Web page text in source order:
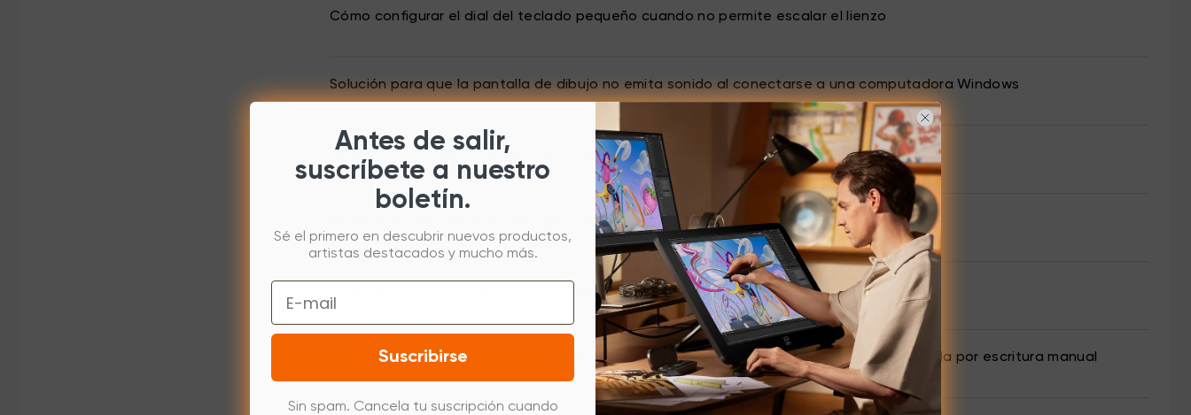
Cómo configurar el dial del teclado pequeño cuando no permite escalar el lienzo
Solución para que la pantalla de dibujo no emita sonido al conectarse a una computadora Windows
La aplicación Magic Drawing Pad no se encuentra instalada en el escritorio de la tableta
Modo de emparejamiento del nuevo receptor ACK05
¿Qué debe hacer si olvida la contraseña de encendido? (Tableta xppen)
Solución para evitar que el cuadro de entrada con Win11 no muestre la interfaz de entrada por escritura manual
Antes de salir,
suscríbete a nuestro
boletín.
Sé el primero en descubrir nuevos productos,
artistas destacados y mucho más.
Email
Suscribirse
Sin spam. Cancela tu suscripción cuando